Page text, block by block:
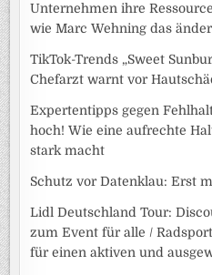
Unternehmen ihre
wie Marc Wehning das
TikTok-Trends „Sweet
Chefarzt warnt vor
Expertentipps gegen
hoch! Wie eine aufrechte
stark macht
Schutz vor Datenklau: Erst
Lidl Deutschland Tour:
zum Event für alle /
für einen aktiven und